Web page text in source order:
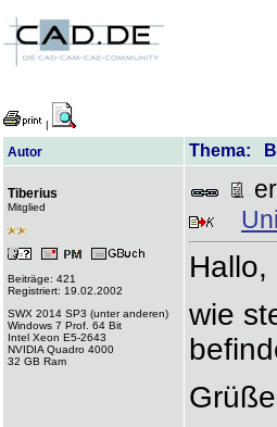
|
Autor Thema:
Tiberius
Mitglied
Beiträge: 421
Registriert: 19.02.2002
SWX 2014 SP3 (unter anderen)
Windows 7 Prof. 64 Bit
Intel Xeon E5-2643
NVIDIA Quadro 4000
32 GB Ram
Hallo,
wie
Grüße